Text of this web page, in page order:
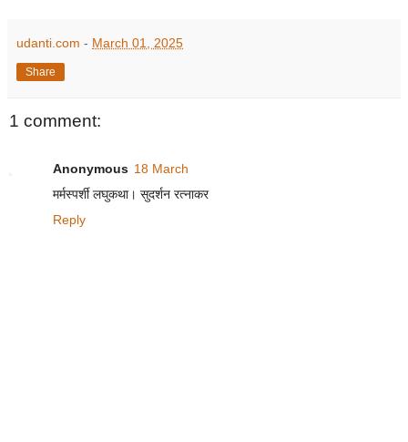
udanti.com - March 01, 2025
Share
1 comment:
Anonymous 18 March
मर्मस्पर्शी लघुकथा। सुदर्शन रत्नाकर
Reply